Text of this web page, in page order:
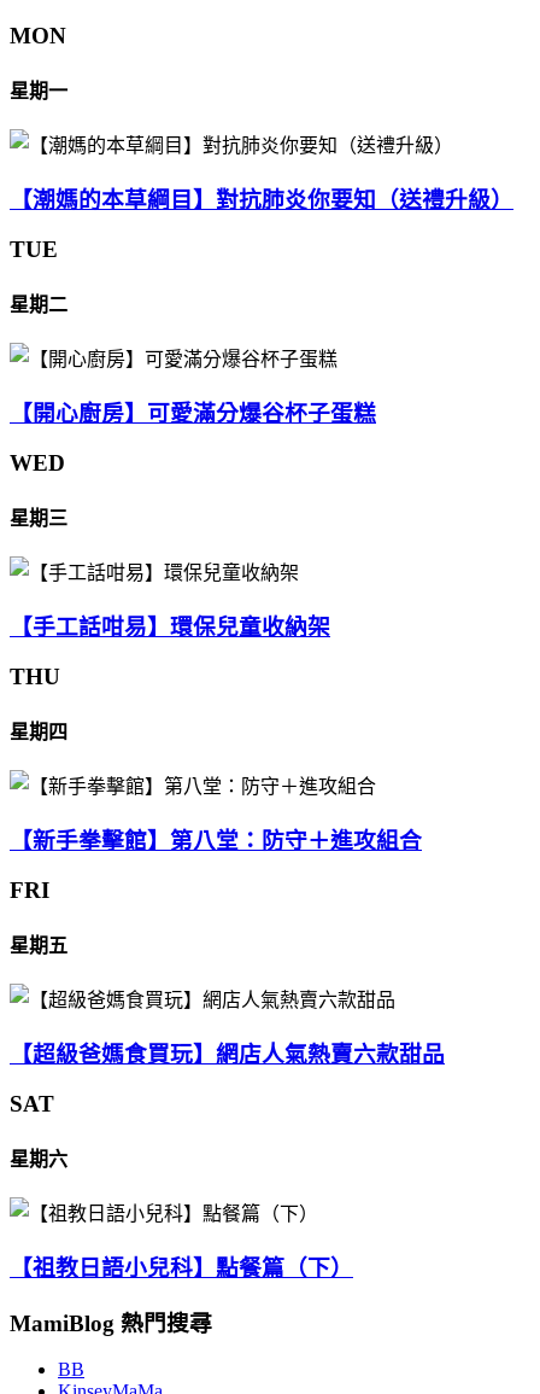
MON
星期一
【潮媽的本草綱目】對抗肺炎你要知（送禮升級）
TUE
星期二
【開心廚房】可愛滿分爆谷杯子蛋糕
WED
星期三
【手工話咁易】環保兒童收納架
THU
星期四
【新手拳擊館】第八堂：防守＋進攻組合
FRI
星期五
【超級爸媽食買玩】網店人氣熱賣六款甜品
SAT
星期六
【祖教日語小兒科】點餐篇（下）
MamiBlog 熱門搜尋
BB